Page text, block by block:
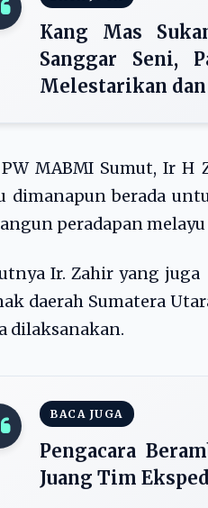
Kang Mas
Sanggar Seni,
Melestarikan
MABMI Sumut, Ir H
dimanapun berada
peradapan
Ir. Zahir yang
daerah Sumatera
dilaksanakan.
BACA JUGA
Pengacara
Juang Tim